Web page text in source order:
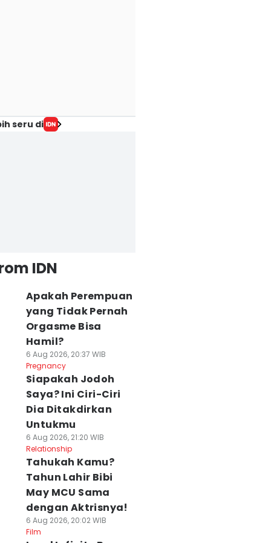
Tempe
Disebut
Lokal
Diet?
Agu 2026, 19:28 WIB
Olahan Kue dari
Gantikan Telur
06 Agu 2026, 18:18 WIB
Food
seru di
IDN
Apakah Perempuan
yang Tidak Pernah
Orgasme Bisa
Hamil?
6 Aug 2026, 20:37 WIB
Pregnancy
Siapakah Jodoh
Saya? Ini Ciri-Ciri
Dia Ditakdirkan
Untukmu
6 Aug 2026, 21:20 WIB
Relationship
Tahukah Kamu?
Tahun Lahir Bibi
May MCU Sama
dengan Aktrisnya!
6 Aug 2026, 20:02 WIB
Film